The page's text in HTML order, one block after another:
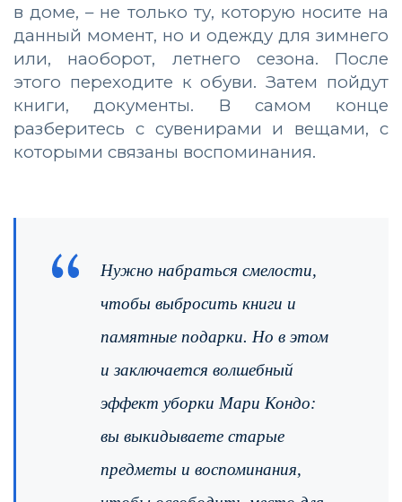
в доме, – не только ту, которую носите на
данный момент, но и одежду для зимнего
или, наоборот, летнего сезона. После
этого переходите к обуви. Затем пойдут
книги, документы. В самом конце
разберитесь с сувенирами и вещами, с
которыми связаны воспоминания.
Нужно набраться смелости,
чтобы выбросить книги и
памятные подарки. Но в этом
и заключается волшебный
эффект уборки Мари Кондо:
вы выкидываете старые
предметы и воспоминания,